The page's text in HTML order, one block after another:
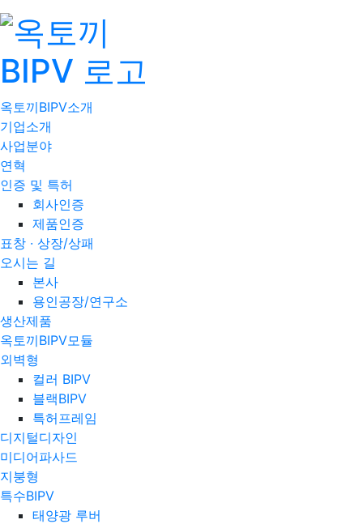
옥토끼BIPV소개
기업소개
사업분야
연혁
인증 및 특허
회사인증
제품인증
표창 · 상장/상패
오시는 길
본사
용인공장/연구소
생산제품
옥토끼BIPV모듈
외벽형
컬러 BIPV
블랙BIPV
특허프레임
디지털디자인
미디어파사드
지붕형
특수BIPV
태양광 루버